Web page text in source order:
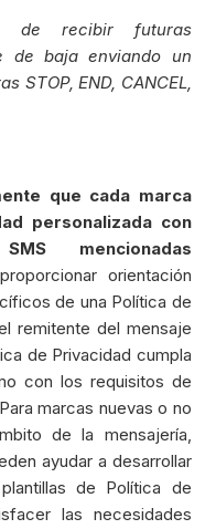
de recibir futuras
de baja enviando un
STOP, END, CANCEL,
que cada marca
personalizada con
mencionadas
orientación
de una Política de
remitente del mensaje
de Privacidad cumpla
con los requisitos de
marcas nuevas o no
de la mensajería,
ayudar a desarrollar
de Política de
las necesidades